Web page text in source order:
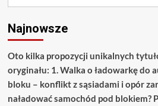
Najnowsze
Oto kilka propozycji unikalnych
oryginału: 1. Walka o ładowarkę do
bloku – konflikt z sąsiadami i opór
naładować samochód pod blokiem?